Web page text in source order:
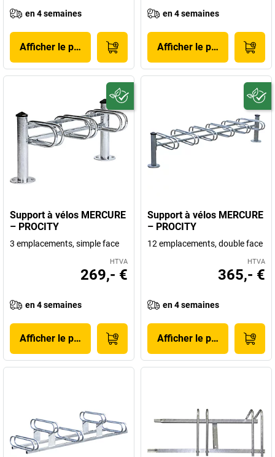
en 4 semaines
Afficher le produit
en 4 semaines
Afficher le produit
Support à vélos MERCURE
– PROCITY
3 emplacements, simple face
HTVA
269,- €
en 4 semaines
Afficher le produit
Support à vélos MERCURE
– PROCITY
12 emplacements, double face
HTVA
365,- €
en 4 semaines
Afficher le produit